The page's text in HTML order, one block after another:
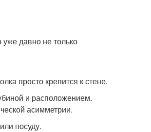
давно не только
просто крепится к стене.
и расположением.
асимметрии.
посуду.